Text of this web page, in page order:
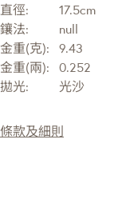
直徑:
17.5cm
鑲法:
null
金重(克):
9.43
金重(兩):
0.252
拋光:
光沙
條款及細則